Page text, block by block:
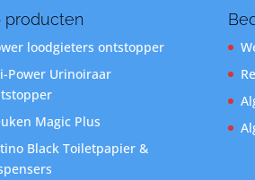
producten
loodgieters ontstopper
Power Urinoiraar
Magic Plus
Black Toiletpapier &